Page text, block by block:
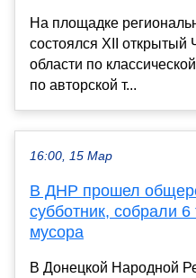
На площадке
состоялся XII
области по
по авторской т...
16:00, 15 Мар
В ДНР прошел
субботник, собрали
мусора
В Донецкой Народной